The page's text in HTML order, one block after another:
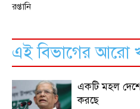
রপ্তানি
এই বিভাগের আরো
একটি মহল দেশে
করছে